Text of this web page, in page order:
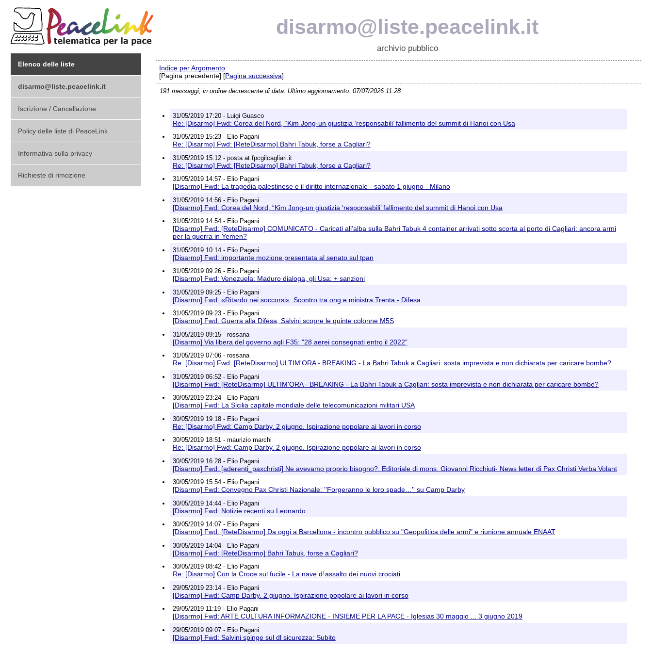
disarmo@liste.peacelink.it
archivio pubblico
Elenco delle liste
disarmo@liste.peacelink.it
Iscrizione / Cancellazione
Policy delle liste di PeaceLink
Informativa sulla privacy
Richieste di rimozione
Indice per Argomento
[Pagina precedente] [Pagina successiva]
191 messaggi, in ordine decrescente di data. Ultimo aggiornamento: 07/07/2026 11:28
31/05/2019 17:20 - Luigi Guasco
Re: [Disarmo] Fwd: Corea del Nord, “Kim Jong-un giustizia ‘responsabili’ fallimento del summit di Hanoi con Usa
31/05/2019 15:23 - Elio Pagani
Re: [Disarmo] Fwd: [ReteDisarmo] Bahri Tabuk, forse a Cagliari?
31/05/2019 15:12 - posta at fpcgilcagliari.it
Re: [Disarmo] Fwd: [ReteDisarmo] Bahri Tabuk, forse a Cagliari?
31/05/2019 14:57 - Elio Pagani
[Disarmo] Fwd: La tragedia palestinese e il diritto internazionale - sabato 1 giugno - Milano
31/05/2019 14:56 - Elio Pagani
[Disarmo] Fwd: Corea del Nord, “Kim Jong-un giustizia ‘responsabili’ fallimento del summit di Hanoi con Usa
31/05/2019 14:54 - Elio Pagani
[Disarmo] Fwd: [ReteDisarmo] COMUNICATO - Caricati all’alba sulla Bahri Tabuk 4 container arrivati sotto scorta al porto di Cagliari: ancora armi
per la guerra in Yemen?
31/05/2019 10:14 - Elio Pagani
[Disarmo] Fwd: importante mozione presentata al senato sul tpan
31/05/2019 09:26 - Elio Pagani
[Disarmo] Fwd: Venezuela: Maduro dialoga, gli Usa: + sanzioni
31/05/2019 09:25 - Elio Pagani
[Disarmo] Fwd: «Ritardo nei soccorsi». Scontro tra ong e ministra Trenta - Difesa
31/05/2019 09:23 - Elio Pagani
[Disarmo] Fwd: Guerra alla Difesa, Salvini scopre le quinte colonne M5S
31/05/2019 09:15 - rossana
[Disarmo] Via libera del governo agli F35: "28 aerei consegnati entro il 2022"
31/05/2019 07:06 - rossana
Re: [Disarmo] Fwd: [ReteDisarmo] ULTIM'ORA - BREAKING - La Bahri Tabuk a Cagliari: sosta imprevista e non dichiarata per caricare bombe?
31/05/2019 06:52 - Elio Pagani
[Disarmo] Fwd: [ReteDisarmo] ULTIM'ORA - BREAKING - La Bahri Tabuk a Cagliari: sosta imprevista e non dichiarata per caricare bombe?
30/05/2019 23:24 - Elio Pagani
[Disarmo] Fwd: La Sicilia capitale mondiale delle telecomunicazioni militari USA
30/05/2019 19:18 - Elio Pagani
Re: [Disarmo] Fwd: Camp Darby. 2 giugno. Ispirazione popolare ai lavori in corso
30/05/2019 18:51 - maurizio marchi
Re: [Disarmo] Fwd: Camp Darby. 2 giugno. Ispirazione popolare ai lavori in corso
30/05/2019 16:28 - Elio Pagani
[Disarmo] Fwd: [aderenti_paxchristi] Ne avevamo proprio bisogno?. Editoriale di mons. Giovanni Ricchiuti- News letter di Pax Christi Verba Volant
30/05/2019 15:54 - Elio Pagani
[Disarmo] Fwd: Convegno Pax Christi Nazionale: ''Forgeranno le loro spade…'' su Camp Darby
30/05/2019 14:44 - Elio Pagani
[Disarmo] Fwd: Notizie recenti su Leonardo
30/05/2019 14:07 - Elio Pagani
[Disarmo] Fwd: [ReteDisarmo] Da oggi a Barcellona - incontro pubblico su "Geopolitica delle armi" e riunione annuale ENAAT
30/05/2019 14:04 - Elio Pagani
[Disarmo] Fwd: [ReteDisarmo] Bahri Tabuk, forse a Cagliari?
30/05/2019 08:42 - Elio Pagani
Re: [Disarmo] Con la Croce sul fucile - La nave d¹assalto dei nuovi crociati
29/05/2019 23:14 - Elio Pagani
[Disarmo] Fwd: Camp Darby. 2 giugno. Ispirazione popolare ai lavori in corso
29/05/2019 11:19 - Elio Pagani
[Disarmo] Fwd: ARTE CULTURA INFORMAZIONE - INSIEME PER LA PACE - Iglesias 30 maggio ... 3 giugno 2019
29/05/2019 09:07 - Elio Pagani
[Disarmo] Fwd: Salvini spinge sul dl sicurezza: Subito